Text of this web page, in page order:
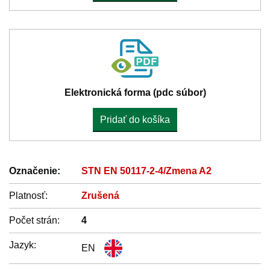
Elektronická forma (pdc súbor)
Pridať do košíka
Označenie: STN EN 50117-2-4/Zmena A2
Platnosť: Zrušená
Počet strán: 4
Jazyk: EN